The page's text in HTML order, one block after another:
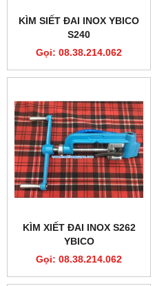
KÌM SIẾT ĐAI INOX YBICO
S240
Gọi: 08.38.214.062
KÌM XIẾT ĐAI INOX S262
YBICO
Gọi: 08.38.214.062